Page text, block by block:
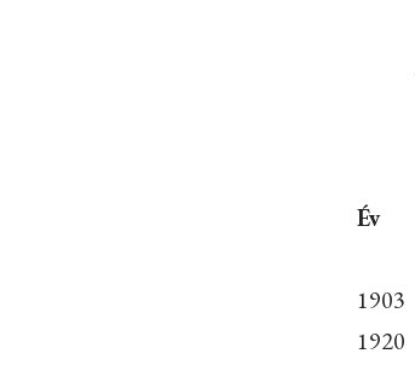
Év
1903
1920